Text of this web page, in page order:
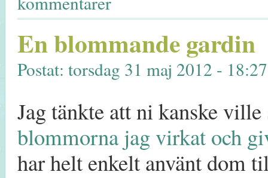
En blommande gardin
Postat: torsdag 31 maj 2012 -
Jag tänkte att ni kanske
blommorna jag virkat och
har helt enkelt använt dom